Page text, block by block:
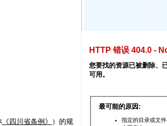
《四川省条例》
）的规